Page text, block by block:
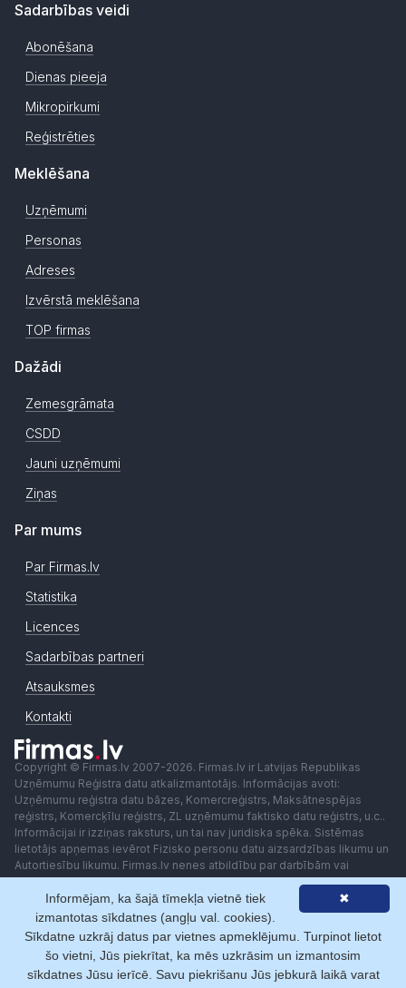
Sadarbības veidi
Abonēšana
Dienas pieeja
Mikropirkumi
Reģistrēties
Meklēšana
Uzņēmumi
Personas
Adreses
Izvērstā meklēšana
TOP firmas
Dažādi
Zemesgrāmata
CSDD
Jauni uzņēmumi
Ziņas
Par mums
Par Firmas.lv
Statistika
Licences
Sadarbības partneri
Atsauksmes
Kontakti
Copyright © Firmas.lv 2007-2026. Firmas.lv ir Latvijas Republikas
Uzņēmumu Reģistra datu atkalizmantotājs. Informācijas avoti:
Uzņēmumu reģistra datu bāzes, Komercreģistrs, Maksātnespējas
reģistrs, Komercķīlu reģistrs, ZL uzņēmumu faktisko datu reģistrs, u.c..
Informācijai ir izziņas raksturs, un tai nav juridiska spēka. Sistēmas
lietotājs apņemas ievērot Fizisko personu datu aizsardzības likumu un
Autortiesību likumu. Firmas.lv nenes atbildību par darbībām vai
lēmumiem, kas balstīti uz saņemto pakalpojumu. Lietotājam aizliegts
izmantot jebkādas automatizētas sistēmas vai iekārtas (robotus)
piekļuvei sistēmai bez rakstiskas saskaņošanas ar Firmas.lv. Galvenā
redaktore: Ingūna Pempere.
Lietošanas noteikumi
Privātuma politika Norēķini ar
✖
Informējam, ka šajā tīmekļa vietnē tiek
izmantotas sīkdatnes (angļu val. cookies).
Sīkdatne uzkrāj datus par vietnes apmeklējumu. Turpinot lietot
šo vietni, Jūs piekrītat, ka mēs uzkrāsim un izmantosim
sīkdatnes Jūsu ierīcē. Savu piekrišanu Jūs jebkurā laikā varat